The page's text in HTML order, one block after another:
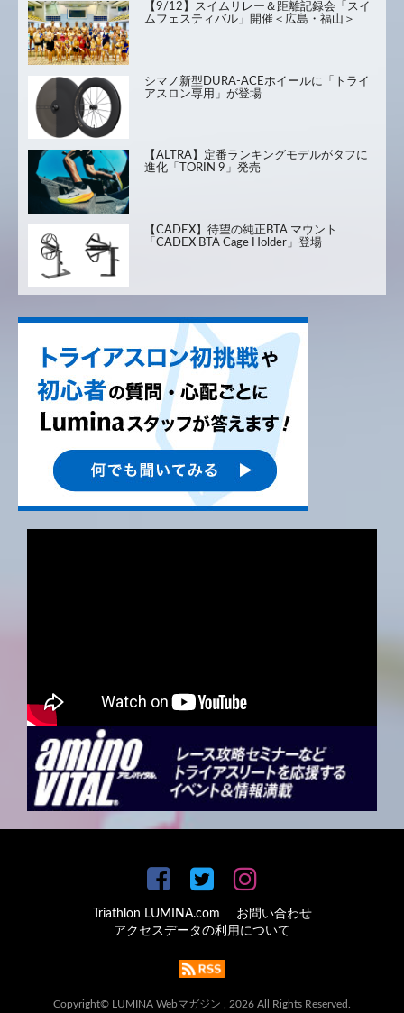
【9/12】スイムリレー＆距離記録会「スイ
ムフェスティバル」開催＜広島・福山＞
シマノ新型DURA-ACEホイールに「トライ
アスロン専用」が登場
【ALTRA】定番ランキングモデルがタフに
進化「TORIN 9」発売
【CADEX】待望の純正BTA マウント
「CADEX BTA Cage Holder」登場
Triathlon LUMINA.com
お問い合わせ
アクセスデータの利用について
Copyright© LUMINA Webマガジン , 2026 All Rights Reserved.